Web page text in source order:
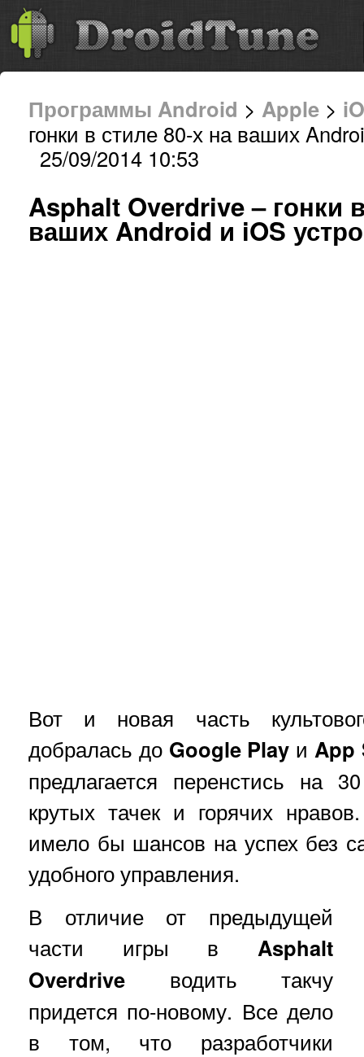
Программы Android > Apple >
гонки в стиле 80-х на ваших
25/09/2014 10:53
Asphalt Overdrive – гонки
ваших Android и iOS
Вот и новая часть
добралась до Google Play и App
предлагается перенстись на
крутых тачек и горячих
имело бы шансов на успех без
удобного управления.
В отличие от предыдущей
части игры в Asphalt
Overdrive водить такчу
придется по-новому. Все дело
в том, что разработчики